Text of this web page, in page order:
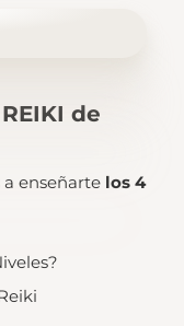
Nivel 1
de
enseñarte los 4